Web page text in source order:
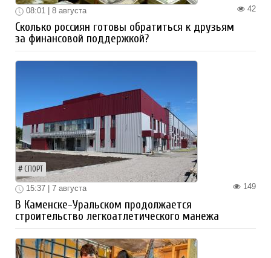
42
08:01 | 8 августа
Сколько россиян готовы обратиться к друзьям
за финансовой поддержкой?
СПОРТ
149
15:37 | 7 августа
В Каменске-Уральском продолжается
строительство легкоатлетического манежа